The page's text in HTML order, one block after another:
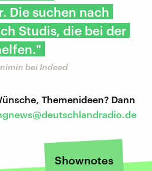
Die suchen nach
Studis, die bei der
bei Indeed
Themenideen? Dann
Shownotes